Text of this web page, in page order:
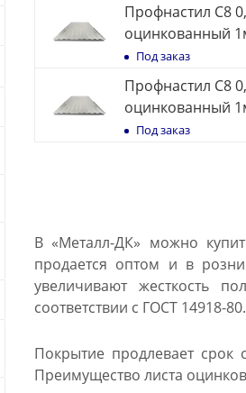
Профнастил С8
оцинкованный
Под заказ
Профнастил С8
оцинкованный
Под заказ
В «Металл-ДК» можно
продается оптом и в
увеличивают жесткость
соответствии с ГОСТ 14918-80.
Покрытие продлевает срок
Преимущество листа